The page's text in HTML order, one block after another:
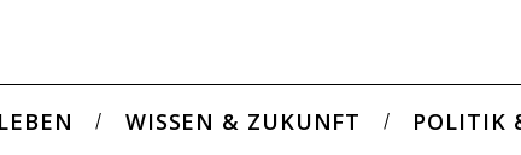
WISSEN & ZUKUNFT POLITIK